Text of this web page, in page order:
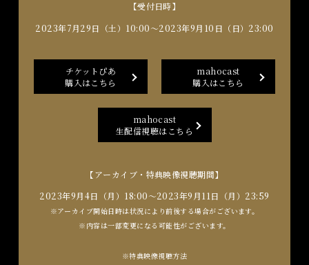
【受付日時】
2023年7月29日（土）10:00～2023年9月10日（日）23:00
チケットぴあ
購入はこちら
mahocast
購入はこちら
mahocast
生配信視聴はこちら
【アーカイブ・特典映像視聴期間】
2023年9月4日（月）18:00～2023年9月11日（月）23:59
※アーカイブ開始日時は状況により前後する場合がございます。
※内容は一部変更になる可能性がございます。
※特典映像視聴方法